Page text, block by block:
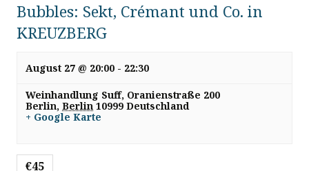
Bubbles: Sekt, Crémant und Co. in
KREUZBERG
August 27 @ 20:00 - 22:30
Weinhandlung Suff, Oranienstraße 200
Berlin, Berlin 10999 Deutschland
+ Google Karte
€45